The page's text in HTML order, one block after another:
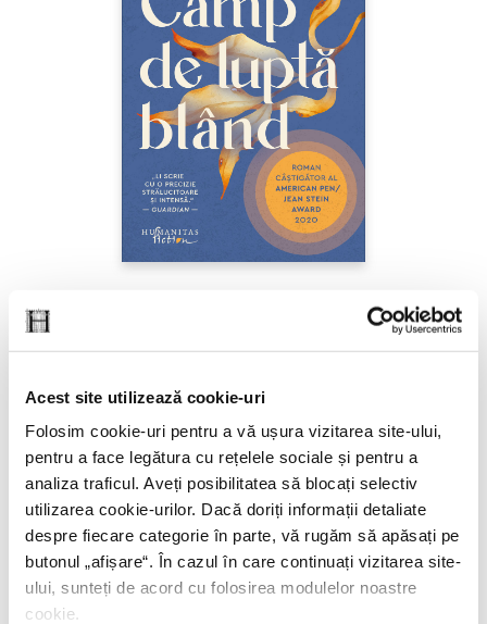
Acest site utilizează cookie-uri
Folosim cookie-uri pentru a vă ușura vizitarea site-ului,
pentru a face legătura cu rețelele sociale și pentru a
analiza traficul. Aveți posibilitatea să blocați selectiv
utilizarea cookie-urilor. Dacă doriți informații detaliate
despre fiecare categorie în parte, vă rugăm să apăsați pe
butonul „afișare“. În cazul în care continuați vizitarea site-
ului, sunteți de acord cu folosirea modulelor noastre
cookie.
Câmp de luptă blând